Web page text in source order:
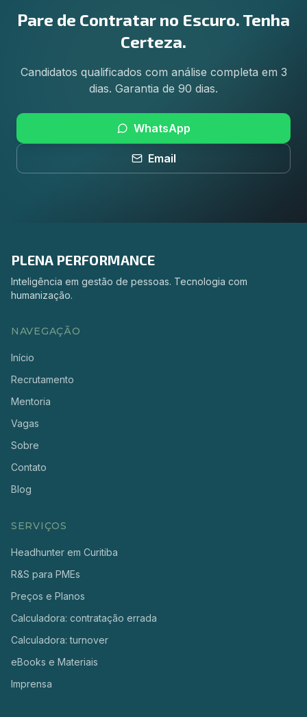
Pare de Contratar no Escuro. Tenha
Certeza.
Candidatos qualificados com análise completa em 3
dias. Garantia de 90 dias.
WhatsApp
Email
PLENA PERFORMANCE
Inteligência em gestão de pessoas. Tecnologia com
humanização.
NAVEGAÇÃO
Início
Recrutamento
Mentoria
Vagas
Sobre
Contato
Blog
SERVIÇOS
Headhunter em Curitiba
R&S para PMEs
Preços e Planos
Calculadora: contratação errada
Calculadora: turnover
eBooks e Materiais
Imprensa